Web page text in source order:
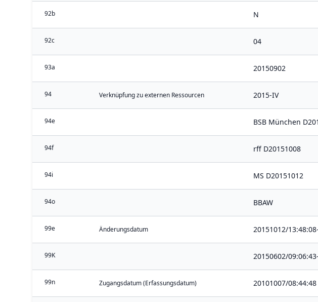
92b N
92c 04
93a 20150902
94 Verknüpfung zu externen Ressourcen 2015-IV
94e BSB München
94f rff D20151008
94i MS D20151012
94o BBAW
99e Änderungsdatum 20151012/
99K 20150602/
99n Zugangsdatum (Erfassungsdatum) 20101007/